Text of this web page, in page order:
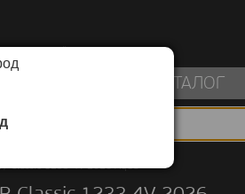
ПОКРЫТИЙ
КАТАЛОГ
/Classic 1233 4V 2026 Aqua+